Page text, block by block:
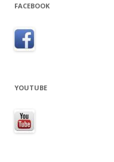
FACEBOOK
YOUTUBE